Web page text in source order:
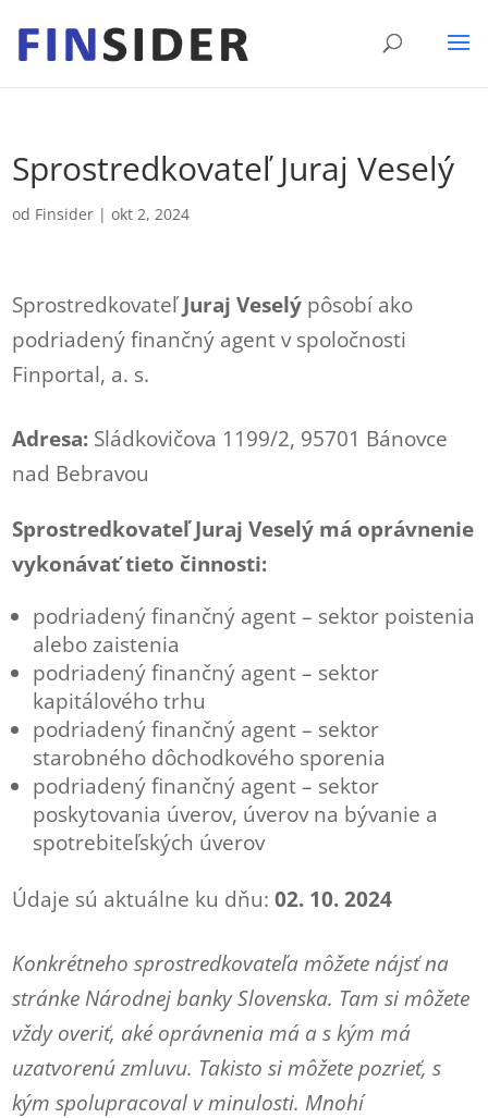
Sprostredkovateľ Juraj Veselý
od Finsider |okt 2, 2024
SprostredkovateľJuraj Veselý pôsobí ako
podriadený finančný agent v spoločnosti
Finportal, a. s.
Adresa: Sládkovičova 1199/2, 95701 Bánovce
nad Bebravou
Sprostredkovateľ Juraj Veselý má oprávnenie
vykonávať tieto činnosti:
podriadený finančný agent – sektor poistenia
alebo zaistenia
podriadený finančný agent – sektor
kapitálového trhu
podriadený finančný agent – sektor
starobného dôchodkového sporenia
podriadený finančný agent – sektor
poskytovania úverov, úverov na bývanie a
spotrebiteľských úverov
Údaje sú aktuálne ku dňu:02. 10. 2024
Konkrétneho sprostredkovateľa môžete nájsť na
stránke Národnej banky Slovenska. Tam si môžete
vždy overiť, aké oprávnenia má a s kým má
uzatvorenú zmluvu. Takisto si môžete pozrieť, s
kým spolupracoval v minulosti. Mnohí